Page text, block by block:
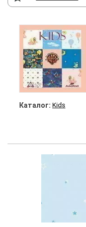
Каталог: Kids